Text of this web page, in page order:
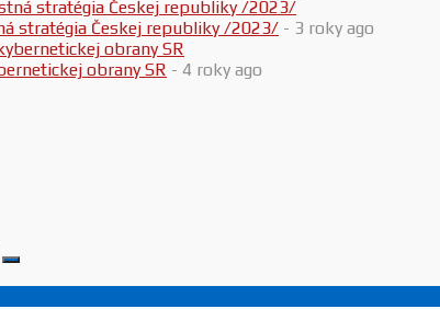
stratégia Českej republiky /2023/ - 3 roky ago
obrany SR - 4 roky ago